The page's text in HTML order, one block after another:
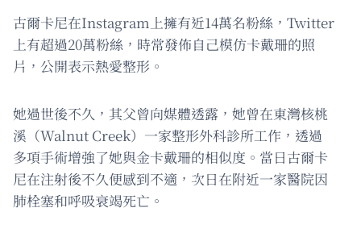
古爾卡尼在Instagram上擁有近14萬名粉絲，Twitter
上有超過20萬粉絲，時常發佈自己模仿卡戴珊的照
片，公開表示熱愛整形。
她過世後不久，其父曾向媒體透露，她曾在東灣核桃
溪（Walnut Creek）一家整形外科診所工作，透過
多項手術增強了她與金卡戴珊的相似度。當日古爾卡
尼在注射後不久便感到不適，次日在附近一家醫院因
肺栓塞和呼吸衰竭死亡。